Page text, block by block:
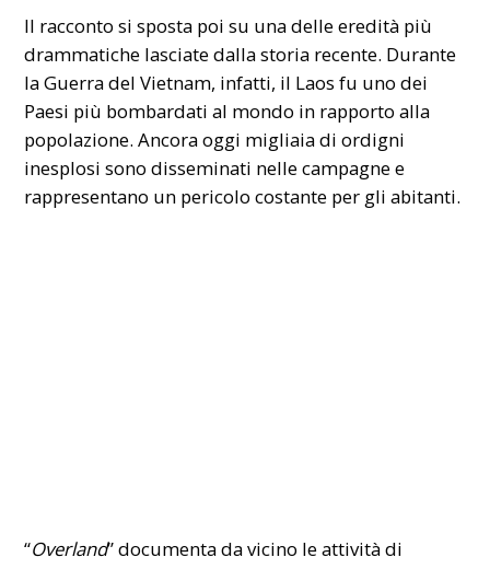
Il racconto si sposta poi su una delle eredità più
drammatiche lasciate dalla storia recente. Durante
la Guerra del Vietnam, infatti, il Laos fu uno dei
Paesi più bombardati al mondo in rapporto alla
popolazione. Ancora oggi migliaia di ordigni
inesplosi sono disseminati nelle campagne e
rappresentano un pericolo costante per gli abitanti.
“Overland” documenta da vicino le attività di